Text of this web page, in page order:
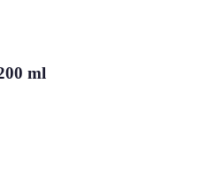
ml